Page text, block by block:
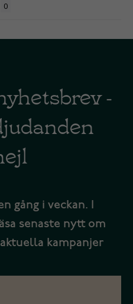
-
gång i veckan. I
senaste nytt om
kampanjer